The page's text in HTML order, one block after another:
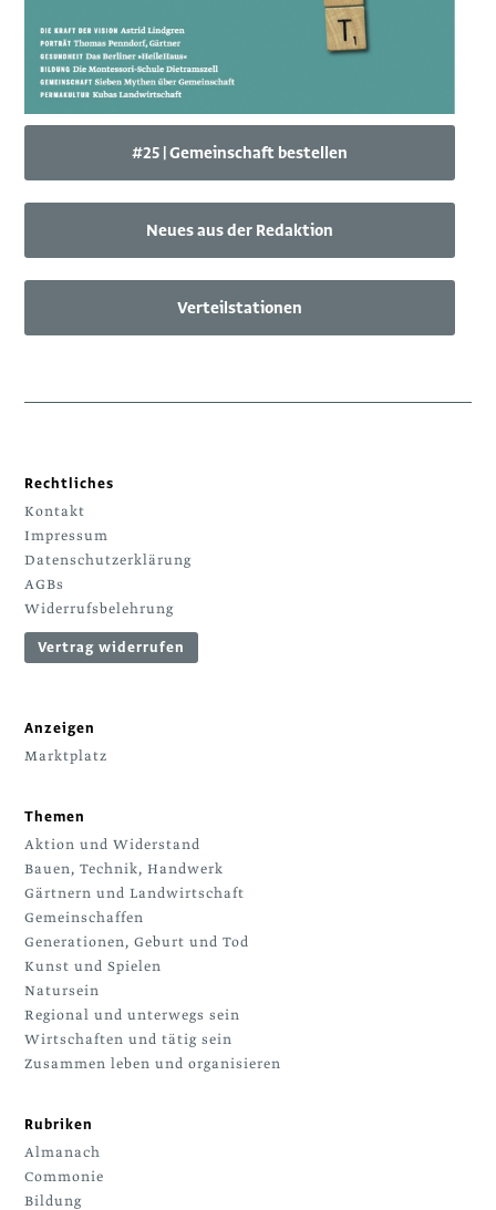
#25 | Gemeinschaft bestellen
Neues aus der Redaktion
Verteilstationen
Rechtliches
Kontakt
Impressum
Datenschutzerklärung
AGBs
Widerrufsbelehrung
Vertrag widerrufen
Anzeigen
Marktplatz
Themen
Aktion und Widerstand
Bauen, Technik, Handwerk
Gärtnern und Landwirtschaft
Gemeinschaffen
Generationen, Geburt und Tod
Kunst und Spielen
Natursein
Regional und unterwegs sein
Wirtschaften und tätig sein
Zusammen leben und organisieren
Rubriken
Almanach
Commonie
Bildung